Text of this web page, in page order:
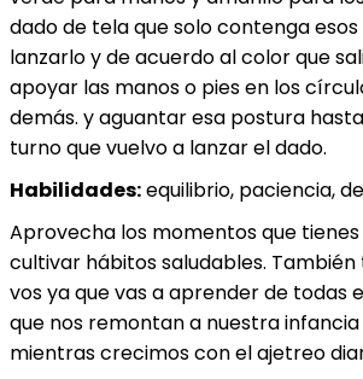
dado de tela que solo contenga
lanzarlo y de acuerdo al color que
apoyar las manos o pies en los
demás. y aguantar esa postura
turno que vuelvo a lanzar el dado.
Habilidades:equilibrio, paciencia,
Aprovecha los momentos que
cultivar hábitos saludables. También
vos ya que vas a aprender de todas
que nos remontan a nuestra
mientras crecimos con el ajetreo